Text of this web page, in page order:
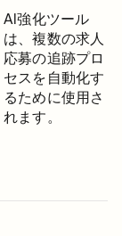
AI強化ツール
は、複数の求人
応募の追跡プロ
セスを自動化す
るために使用さ
れます。